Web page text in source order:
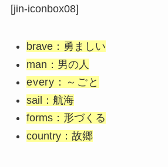
[jin-iconbox08]
brave：勇ましい
man：男の人
every：～ごと
sail：航海
forms：形づくる
country：故郷